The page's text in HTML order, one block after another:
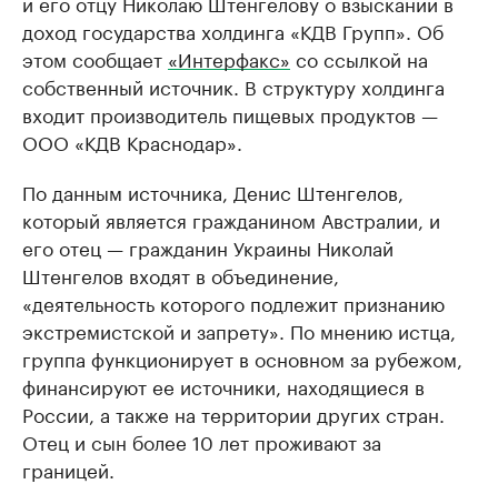
доход государства холдинга «КДВ Групп». Об
этом сообщает «Интерфакс» со ссылкой на
собственный источник. В структуру холдинга
входит производитель пищевых продуктов —
ООО «КДВ Краснодар».
По данным источника, Денис Штенгелов,
который является гражданином Австралии, и
его отец — гражданин Украины Николай
Штенгелов входят в объединение,
«деятельность которого подлежит признанию
экстремистской и запрету». По мнению истца,
группа функционирует в основном за рубежом,
финансируют ее источники, находящиеся в
России, а также на территории других стран.
Отец и сын более 10 лет проживают за
границей.